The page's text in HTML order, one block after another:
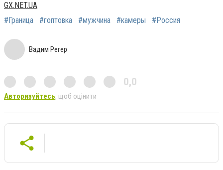
GX.NET.UA
#Граница
#гоптовка #мужчина #камеры #Россия
Вадим Регер
0,0
Авторизуйтесь, щоб оцінити